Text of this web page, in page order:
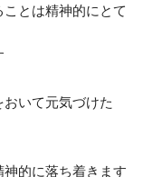
とは精神的にとて
いて元気づけた
的に落ち着きます